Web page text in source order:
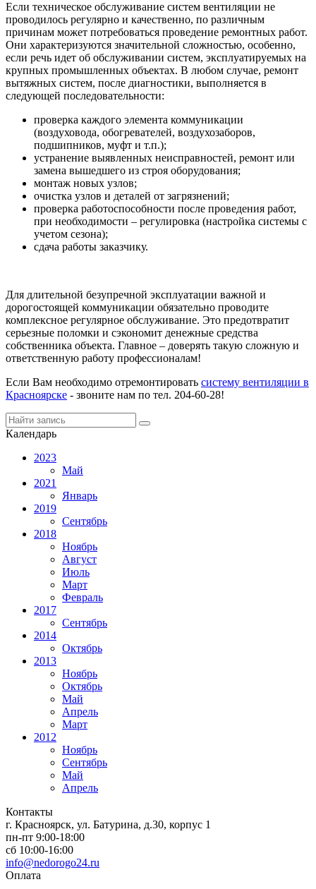
Если техническое обслуживание систем вентиляции не
проводилось регулярно и качественно, по различным
причинам может потребоваться проведение ремонтных работ.
Они характеризуются значительной сложностью, особенно,
если речь идет об обслуживании систем, эксплуатируемых на
крупных промышленных объектах. В любом случае, ремонт
вытяжных систем, после диагностики, выполняется в
следующей последовательности:
проверка каждого элемента коммуникации
(воздуховода, обогревателей, воздухозаборов,
подшипников, муфт и т.п.);
устранение выявленных неисправностей, ремонт или
замена вышедшего из строя оборудования;
монтаж новых узлов;
очистка узлов и деталей от загрязнений;
проверка работоспособности после проведения работ,
при необходимости – регулировка (настройка системы с
учетом сезона);
сдача работы заказчику.
Для длительной безупречной эксплуатации важной и
дорогостоящей коммуникации обязательно проводите
комплексное регулярное обслуживание. Это предотвратит
серьезные поломки и сэкономит денежные средства
собственника объекта. Главное – доверять такую сложную и
ответственную работу профессионалам!
Если Вам необходимо отремонтировать систему вентиляции в
Красноярске - звоните нам по тел. 204-60-28!
Календарь
2023
Май
2021
Январь
2019
Сентябрь
2018
Ноябрь
Август
Июль
Март
Февраль
2017
Сентябрь
2014
Октябрь
2013
Ноябрь
Октябрь
Май
Апрель
Март
2012
Ноябрь
Сентябрь
Май
Апрель
Контакты
г. Красноярск, ул. Батурина, д.30, корпус 1
пн-пт 9:00-18:00
сб 10:00-16:00
info@nedorogo24.ru
Оплата